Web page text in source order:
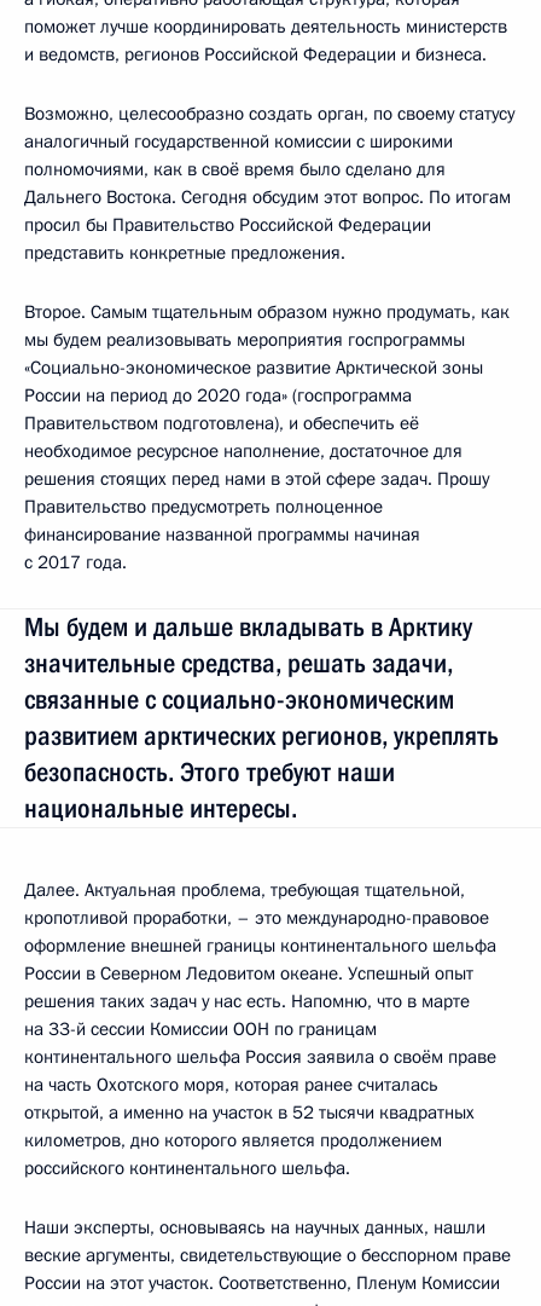
поможет лучше координировать деятельность министерств
и ведомств, регионов Российской Федерации и бизнеса.
Возможно, целесообразно создать орган, по своему статусу
аналогичный государственной комиссии с широкими
полномочиями, как в своё время было сделано для
Дальнего Востока. Сегодня обсудим этот вопрос. По итогам
просил бы Правительство Российской Федерации
представить конкретные предложения.
Второе. Самым тщательным образом нужно продумать, как
мы будем реализовывать мероприятия госпрограммы
«Социально-экономическое развитие Арктической зоны
России на период до 2020 года» (госпрограмма
Правительством подготовлена), и обеспечить её
необходимое ресурсное наполнение, достаточное для
решения стоящих перед нами в этой сфере задач. Прошу
Правительство предусмотреть полноценное
финансирование названной программы начиная
с 2017 года.
Мы будем и дальше вкладывать в Арктику
значительные средства, решать задачи,
связанные с социально-экономическим
развитием арктических регионов, укреплять
безопасность. Этого требуют наши
национальные интересы.
Далее. Актуальная проблема, требующая тщательной,
кропотливой проработки, – это международно-правовое
оформление внешней границы континентального шельфа
России в Северном Ледовитом океане. Успешный опыт
решения таких задач у нас есть. Напомню, что в марте
на 33-й сессии Комиссии ООН по границам
континентального шельфа Россия заявила о своём праве
на часть Охотского моря, которая ранее считалась
открытой, а именно на участок в 52 тысячи квадратных
километров, дно которого является продолжением
российского континентального шельфа.
Наши эксперты, основываясь на научных данных, нашли
веские аргументы, свидетельствующие о бесспорном праве
России на этот участок. Соответственно, Пленум Комиссии